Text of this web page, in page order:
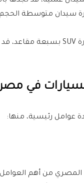
في
عوامل رئيسية، منها:
من أهم